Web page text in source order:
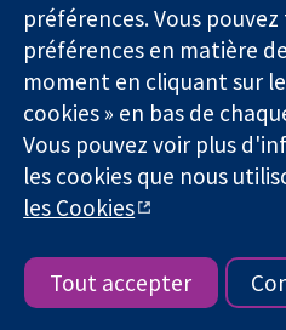
La Collaboration Cochrane est
1045921) et une société à
03044323) enregistrée en
de TVA : GB 718 2127 49.
Copyright © 2026 The Cochrane
confidentialité|Politique d'usage
cookies
préférences. Vous
préférences en matière
moment en cliquant sur
cookies » en bas de
Vous pouvez voir plus
les cookies que nous
les Cookies
Tout accepter